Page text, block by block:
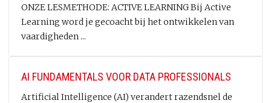
ONZE LESMETHODE: ACTIVE LEARNING Bij Active
Learning word je gecoacht bij het ontwikkelen van
vaardigheden ...
AI FUNDAMENTALS VOOR DATA PROFESSIONALS
Artificial Intelligence (AI) verandert razendsnel de